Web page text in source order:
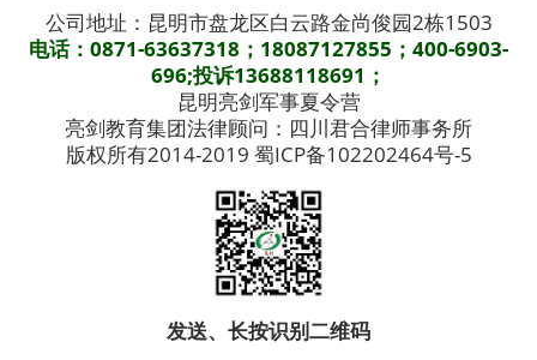
公司地址：昆明市盘龙区白云路金尚俊园2栋1503
电话：0871-63637318；18087127855；400-6903-
696;投诉13688118691；
昆明亮剑军事夏令营
亮剑教育集团法律顾问：四川君合律师事务所
版权所有2014-2019 蜀ICP备102202464号-5
发送、长按识别二维码